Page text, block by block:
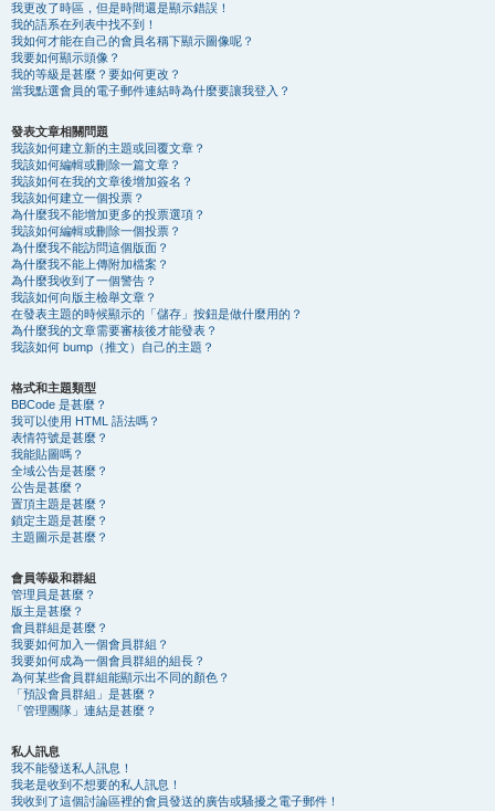
我更改了時區，但是時間還是顯示錯誤！
我的語系在列表中找不到！
我如何才能在自己的會員名稱下顯示圖像呢？
我要如何顯示頭像？
我的等級是甚麼？要如何更改？
當我點選會員的電子郵件連結時為什麼要讓我登入？
發表文章相關問題
我該如何建立新的主題或回覆文章？
我該如何編輯或刪除一篇文章？
我該如何在我的文章後增加簽名？
我該如何建立一個投票？
為什麼我不能增加更多的投票選項？
我該如何編輯或刪除一個投票？
為什麼我不能訪問這個版面？
為什麼我不能上傳附加檔案？
為什麼我收到了一個警告？
我該如何向版主檢舉文章？
在發表主題的時候顯示的「儲存」按鈕是做什麼用的？
為什麼我的文章需要審核後才能發表？
我該如何 bump（推文）自己的主題？
格式和主題類型
BBCode 是甚麼？
我可以使用 HTML 語法嗎？
表情符號是甚麼？
我能貼圖嗎？
全域公告是甚麼？
公告是甚麼？
置頂主題是甚麼？
鎖定主題是甚麼？
主題圖示是甚麼？
會員等級和群組
管理員是甚麼？
版主是甚麼？
會員群組是甚麼？
我要如何加入一個會員群組？
我要如何成為一個會員群組的組長？
為何某些會員群組能顯示出不同的顏色？
「預設會員群組」是甚麼？
「管理團隊」連結是甚麼？
私人訊息
我不能發送私人訊息！
我老是收到不想要的私人訊息！
我收到了這個討論區裡的會員發送的廣告或騷擾之電子郵件！